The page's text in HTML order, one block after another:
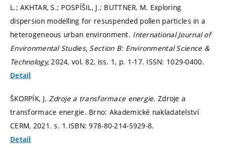
L.; AKHTAR, S.; POSPÍŠIL, J.; BUTTNER, M. Exploring
dispersion modelling for resuspended pollen particles in a
heterogeneous urban environment. International Journal of
Environmental Studies, Section B: Environmental Science &
Technology,2024, vol. 82, iss. 1, p. 1-17. ISSN: 1029-0400.
Detail
ŠKORPÍK, J. Zdroje a transformace energie.Zdroje a
transformace energie. Brno: Akademické nakladatelství
CERM, 2021.s. 1.ISBN: 978-80-214-5929-8.
Detail